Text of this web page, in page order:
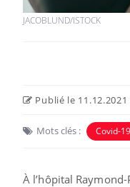
JACOBLUND/ISTOCK
Publié le 11.12.2021
Mots clés : Covid-19
À l’hôpital